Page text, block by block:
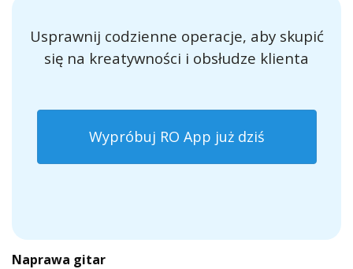
Usprawnij codzienne operacje, aby skupić
się na kreatywności i obsłudze klienta
Wypróbuj RO App już dziś
Naprawa gitar